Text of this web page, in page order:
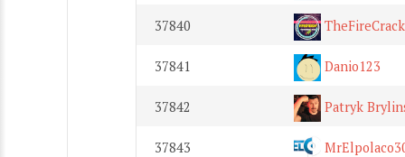
37840
37841 Danio123
37842 Patryk
37843